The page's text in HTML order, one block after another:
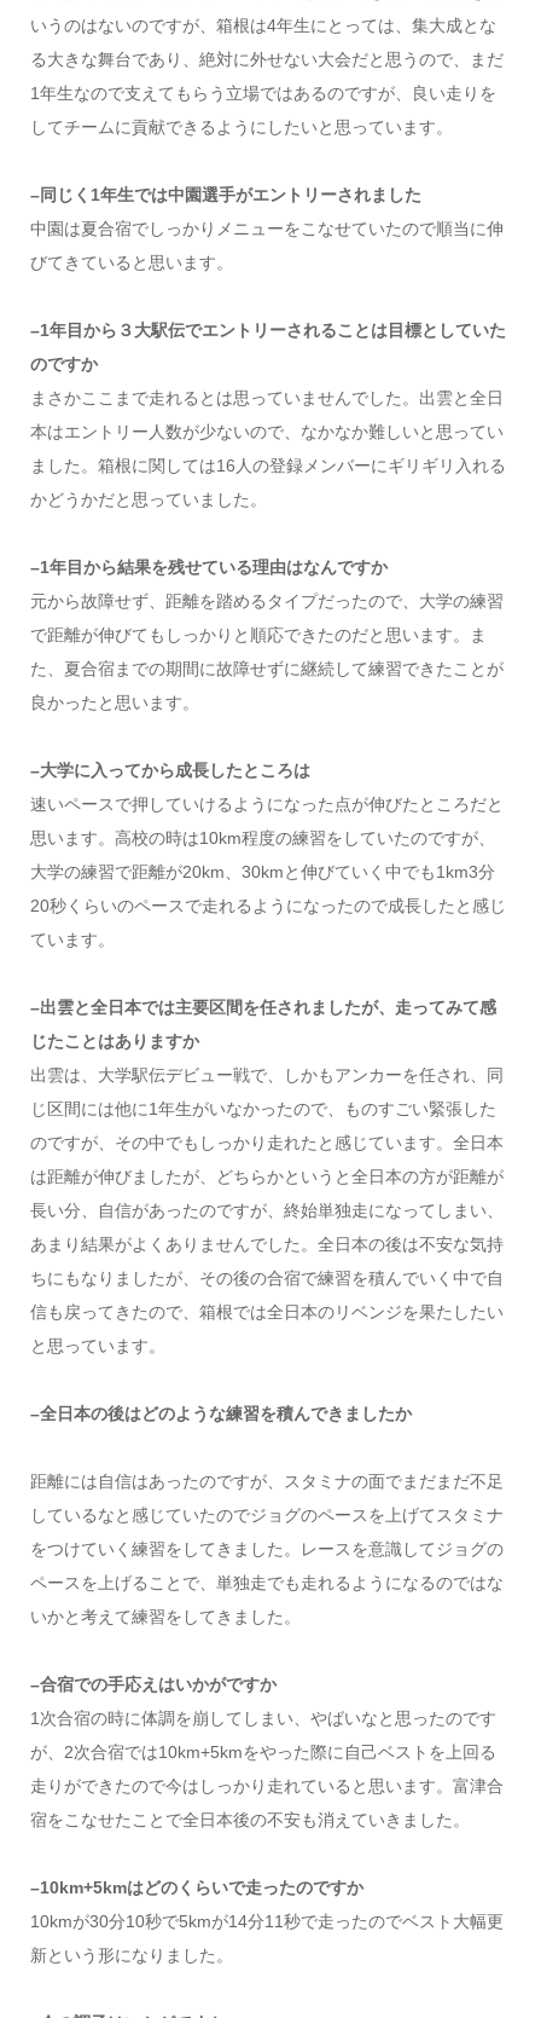
いうのはないのですが、箱根は4年生にとっては、集大成とな
る大きな舞台であり、絶対に外せない大会だと思うので、まだ
1年生なので支えてもらう立場ではあるのですが、良い走りを
してチームに貢献できるようにしたいと思っています。
–同じく1年生では中園選手がエントリーされました
中園は夏合宿でしっかりメニューをこなせていたので順当に伸
びてきていると思います。
–1年目から３大駅伝でエントリーされることは目標としていた
のですか
まさかここまで走れるとは思っていませんでした。出雲と全日
本はエントリー人数が少ないので、なかなか難しいと思ってい
ました。箱根に関しては16人の登録メンバーにギリギリ入れる
かどうかだと思っていました。
–1年目から結果を残せている理由はなんですか
元から故障せず、距離を踏めるタイプだったので、大学の練習
で距離が伸びてもしっかりと順応できたのだと思います。ま
た、夏合宿までの期間に故障せずに継続して練習できたことが
良かったと思います。
–大学に入ってから成長したところは
速いペースで押していけるようになった点が伸びたところだと
思います。高校の時は10km程度の練習をしていたのですが、
大学の練習で距離が20km、30kmと伸びていく中でも1km3分
20秒くらいのペースで走れるようになったので成長したと感じ
ています。
–出雲と全日本では主要区間を任されましたが、走ってみて感
じたことはありますか
出雲は、大学駅伝デビュー戦で、しかもアンカーを任され、同
じ区間には他に1年生がいなかったので、ものすごい緊張した
のですが、その中でもしっかり走れたと感じています。全日本
は距離が伸びましたが、どちらかというと全日本の方が距離が
長い分、自信があったのですが、終始単独走になってしまい、
あまり結果がよくありませんでした。全日本の後は不安な気持
ちにもなりましたが、その後の合宿で練習を積んでいく中で自
信も戻ってきたので、箱根では全日本のリベンジを果たしたい
と思っています。
–全日本の後はどのような練習を積んできましたか
距離には自信はあったのですが、スタミナの面でまだまだ不足
しているなと感じていたのでジョグのペースを上げてスタミナ
をつけていく練習をしてきました。レースを意識してジョグの
ペースを上げることで、単独走でも走れるようになるのではな
いかと考えて練習をしてきました。
–合宿での手応えはいかがですか
1次合宿の時に体調を崩してしまい、やばいなと思ったのです
が、2次合宿では10km+5kmをやった際に自己ベストを上回る
走りができたので今はしっかり走れていると思います。富津合
宿をこなせたことで全日本後の不安も消えていきました。
–10km+5kmはどのくらいで走ったのですか
10kmが30分10秒で5kmが14分11秒で走ったのでベスト大幅更
新という形になりました。